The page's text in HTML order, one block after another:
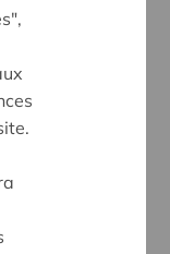
et
abri
sans abri. Ils
règles